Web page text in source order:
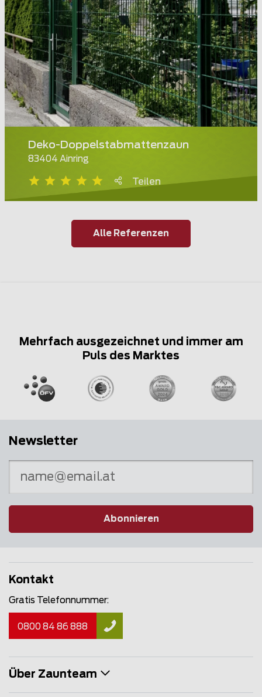
Deko-Doppelstabmattenzaun
83404 Ainring
Teilen
Alle Referenzen
Mehrfach ausgezeichnet und immer am
Puls des Marktes
Newsletter
Abonnieren
Kontakt
Gratis Telefonnummer:
0800 84 86 888
Über Zaunteam